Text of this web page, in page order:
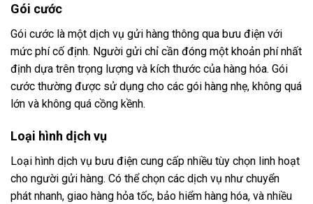
Gói cước
Gói cước là một dịch vụ gửi hàng thông qua bưu điện với
mức phí cố định. Người gửi chỉ cần đóng một khoản phí nhất
định dựa trên trọng lượng và kích thước của hàng hóa. Gói
cước thường được sử dụng cho các gói hàng nhẹ, không quá
lớn và không quá cồng kềnh.
Loại hình dịch vụ
Loại hình dịch vụ bưu điện cung cấp nhiều tùy chọn linh hoạt
cho người gửi hàng. Có thể chọn các dịch vụ như chuyển
phát nhanh, giao hàng hỏa tốc, bảo hiểm hàng hóa, và nhiều